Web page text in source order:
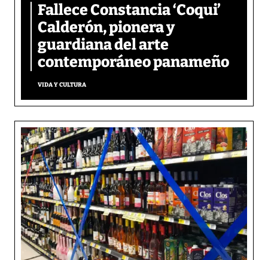
Fallece Constancia ‘Coqui’
Calderón, pionera y
guardiana del arte
contemporáneo panameño
VIDA Y CULTURA